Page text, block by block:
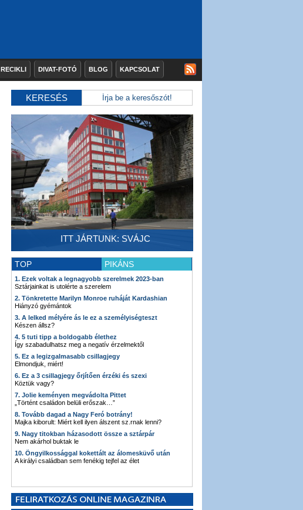
RECIKLI DIVAT-FOTÓ BLOG KAPCSOLAT
KERESÉS
ITT JÁRTUNK: SVÁJC
TOP PIKÁNS
1. Ezek voltak a legnagyobb szerelmek 2023-ban
Sztárjainkat is utolérte a szerelem
2. Tönkretette Marilyn Monroe ruháját Kardashian
Hiányzó gyémántok
3. A lelked mélyére ás le ez a személyiségteszt
Készen állsz?
4. 5 tuti tipp a boldogabb élethez
Így szabadulhatsz meg a negatív érzelmektől
5. Ez a legizgalmasabb csillagjegy
Elmondjuk, miért!
6. Ez a 3 csillagjegy őrjítően érzéki és szexi
Köztük vagy?
7. Jolie keményen megvádolta Pittet
„Történt családon belüli erőszak…”
8. Tovább dagad a Nagy Feró botrány!
Majka kiborult: Miért kell ilyen álszent sz.rnak lenni?
9. Nagy titokban házasodott össze a sztárpár
Nem akárhol buktak le
10. Öngyilkossággal kokettált az álomesküvő után
A királyi családban sem fenékig tejfel az élet